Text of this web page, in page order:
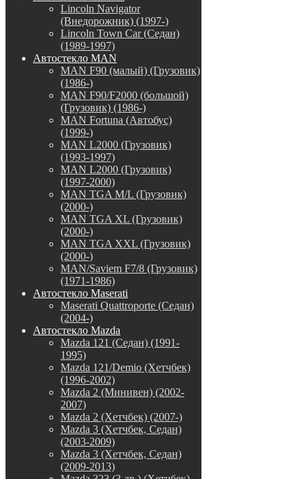
Lincoln Navigator
(Внедорожник) (1997-)
Lincoln Town Car (Седан)
(1989-1997)
Автостекло MAN
MAN F90 (малый) (Грузовик)
(1986-)
MAN F90/F2000 (большой)
(Грузовик) (1986-)
MAN Fortuna (Автобус)
(1999-)
MAN L2000 (Грузовик)
(1993-1997)
MAN L2000 (Грузовик)
(1997-2000)
MAN TGA M/L (Грузовик)
(2000-)
MAN TGA XL (Грузовик)
(2000-)
MAN TGA XXL (Грузовик)
(2000-)
MAN/Saviem F7/8 (Грузовик)
(1971-1986)
Автостекло Maserati
Maserati Quattroporte (Седан)
(2004-)
Автостекло Mazda
Mazda 121 (Седан) (1991-
1995)
Mazda 121/Demio (Хетчбек)
(1996-2002)
Mazda 2 (Минивен) (2002-
2007)
Mazda 2 (Хетчбек) (2007-)
Mazda 3 (Хетчбек, Седан)
(2003-2009)
Mazda 3 (Хетчбек, Седан)
(2009-2013)